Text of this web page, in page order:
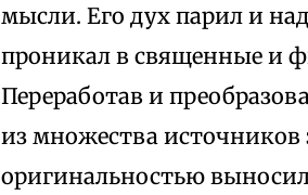
мысли. Его дух парил и
проникал в священные и
Переработав и
из множества источников
оригинальностью